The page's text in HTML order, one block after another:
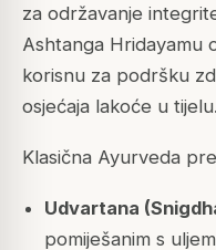
za održavanje
Ashtanga Hridayamu
korisnu za podršku
osjećaja lakoće u tijelu.
Klasična Ayurveda
Udvartana
pomiješanim s